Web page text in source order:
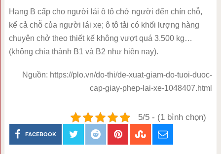
Hạng B cấp cho người lái ô tô chở người đến chín chỗ,
kể cả chỗ của người lái xe; ô tô tải có khối lượng hàng
chuyên chở theo thiết kế không vượt quá 3.500 kg…
(không chia thành B1 và B2 như hiện nay).
Nguồn: https://plo.vn/do-thi/de-xuat-giam-do-tuoi-duoc-
cap-giay-phep-lai-xe-1048407.html
5/5 - (1 bình chọn)
FACEBOOK